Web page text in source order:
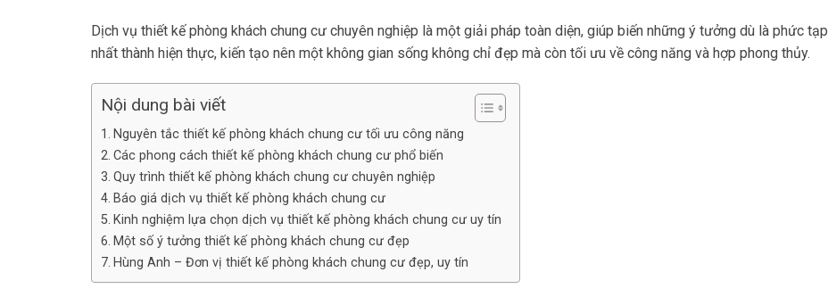
Dịch vụ thiết kế phòng khách chung cư chuyên nghiệp là một giải pháp toàn diện, giúp biến những ý tưởng dù là phức tạp
nhất thành hiện thực, kiến tạo nên một không gian sống không chỉ đẹp mà còn tối ưu về công năng và hợp phong thủy.
Nội dung bài viết
Nguyên tắc thiết kế phòng khách chung cư tối ưu công năng
Các phong cách thiết kế phòng khách chung cư phổ biến
Quy trình thiết kế phòng khách chung cư chuyên nghiệp
Báo giá dịch vụ thiết kế phòng khách chung cư
Kinh nghiệm lựa chọn dịch vụ thiết kế phòng khách chung cư uy tín
Một số ý tưởng thiết kế phòng khách chung cư đẹp
Hùng Anh – Đơn vị thiết kế phòng khách chung cư đẹp, uy tín